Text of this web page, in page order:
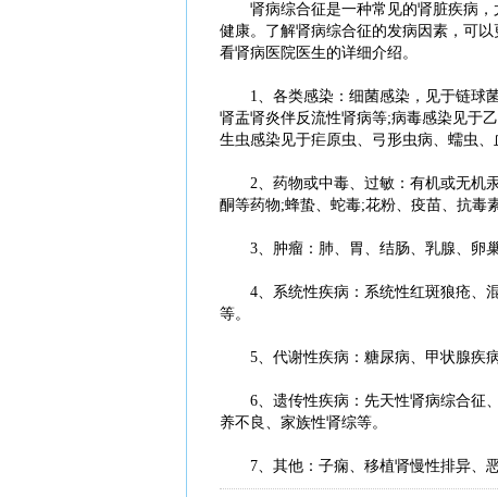
肾病综合征是一种常见的肾脏疾病，
健康。了解肾病综合征的发病因素，可
看肾病医院医生的详细介绍。
1、各类感染：细菌感染，见于链球菌
肾盂肾炎伴反流性肾病等;病毒感染见于
生虫感染见于疟原虫、弓形虫病、蠕虫、
2、药物或中毒、过敏：有机或无机汞
酮等药物;蜂蛰、蛇毒;花粉、疫苗、抗毒
3、肿瘤：肺、胃、结肠、乳腺、卵巢
4、系统性疾病：系统性红斑狼疮、混
等。
5、代谢性疾病：糖尿病、甲状腺疾病
6、遗传性疾病：先天性肾病综合征、
养不良、家族性肾综等。
7、其他：子痫、移植肾慢性排异、恶